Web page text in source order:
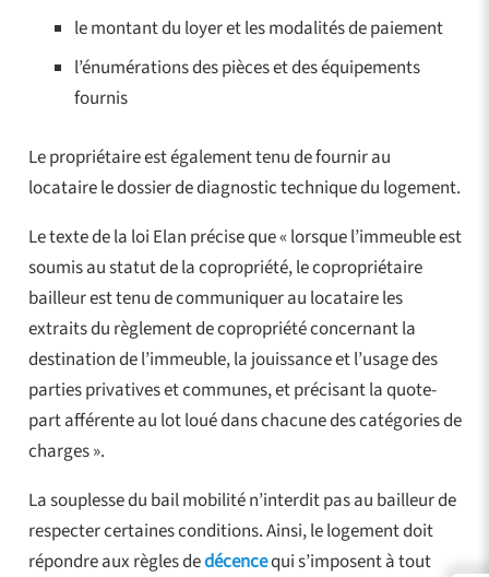
le montant du loyer et les modalités de paiement
l’énumérations des pièces et des équipements
fournis
Le propriétaire est également tenu de fournir au
locataire le dossier de diagnostic technique du logement.
Le texte de la loi Elan précise que « lorsque l’immeuble est
soumis au statut de la copropriété, le copropriétaire
bailleur est tenu de communiquer au locataire les
extraits du règlement de copropriété concernant la
destination de l’immeuble, la jouissance et l’usage des
parties privatives et communes, et précisant la quote-
part afférente au lot loué dans chacune des catégories de
charges ».
La souplesse du bail mobilité n’interdit pas au bailleur de
respecter certaines conditions. Ainsi, le logement doit
répondre aux règles dedécencequi s’imposent à tout